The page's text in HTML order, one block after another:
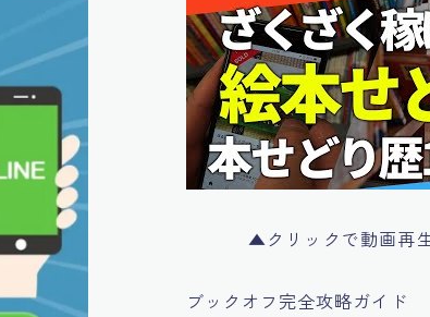
▲クリックで動画再
ブックオフ完全攻略ガイド